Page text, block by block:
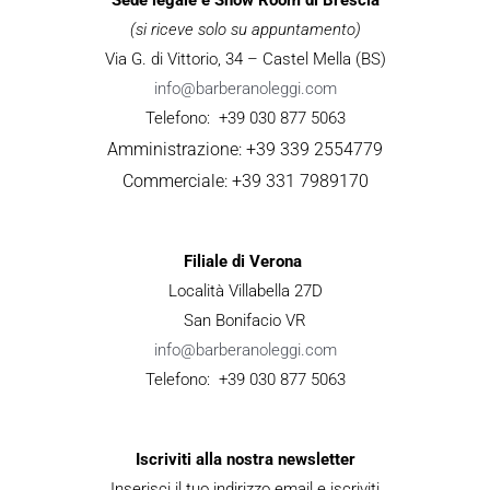
(si riceve solo su appuntamento)
Via G. di Vittorio, 34 – Castel Mella (BS)
info@barberanoleggi.com
Telefono: +39 030 877 5063
Amministrazione: +39 339 2554779
Commerciale: +39 331 7989170
Filiale di Verona
Località Villabella 27D
San Bonifacio VR
info@barberanoleggi.com
Telefono: +39 030 877 5063
Iscriviti alla nostra newsletter